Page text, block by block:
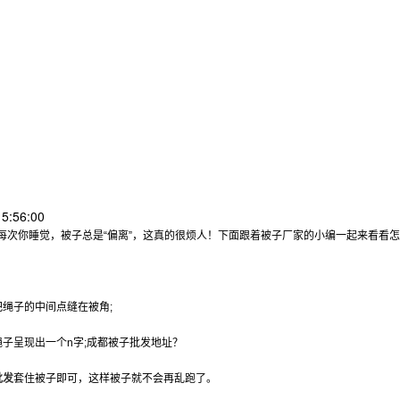
次你睡觉，被子总是“偏离”，这真的很烦人！下面跟着被子厂家的小编一起来看看怎
子的中间点缝在被角;
呈现出一个n字;成都被子批发地址？
发套住被子即可，这样被子就不会再乱跑了。